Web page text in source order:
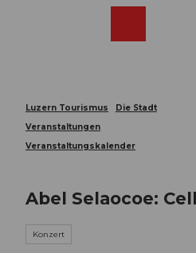
Luzern Tourismus
Die Stadt
Veranstaltungen
Veranstaltungskalender
Abel Selaocoe:
Konzert